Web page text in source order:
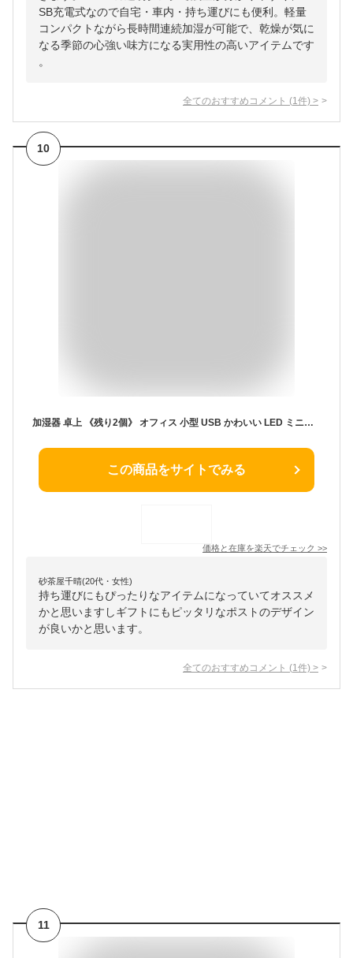
SB充電式なので自宅・車内・持ち運びにも便利。軽量
コンパクトながら長時間連続加湿が可能で、乾燥が気に
なる季節の心強い味方になる実用性の高いアイテムです
。
全てのおすすめコメント (1 件) >
10
加湿器 卓上 《残り2個》 オフィス 小型 USB かわいい LED ミニ加湿器 加湿 持ち運び おしゃれ コンパクト 小型 乾燥防止 車内 車 寝室 ポスト型 ポスト ユニーク おもしろ 雑貨 お祝い ☆ プレゼント ギフト 防災グッズ 新生活
この商品をサイトでみる
価格と在庫を楽天でチェック >>
砂茶屋千晴(20代・女性)
持ち運びにもぴったりなアイテムになっていてオススメ
かと思いますしギフトにもピッタリなポストのデザイン
が良いかと思います。
全てのおすすめコメント (1 件) >
11